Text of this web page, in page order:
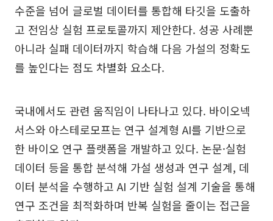
수준을 넘어 글로벌 데이터를 통합해 타깃을 도출하
고 전임상 실험 프로토콜까지 제안한다. 성공 사례뿐
아니라 실패 데이터까지 학습해 다음 가설의 정확도
를 높인다는 점도 차별화 요소다.
국내에서도 관련 움직임이 나타나고 있다. 바이오넥
서스와 아스테로모프는 연구 설계형 AI를 기반으로
한 바이오 연구 플랫폼을 개발하고 있다. 논문·실험
데이터 등을 통합 분석해 가설 생성과 연구 설계, 데
이터 분석을 수행하고 AI 기반 실험 설계 기술을 통해
연구 조건을 최적화하며 반복 실험을 줄이는 접근을